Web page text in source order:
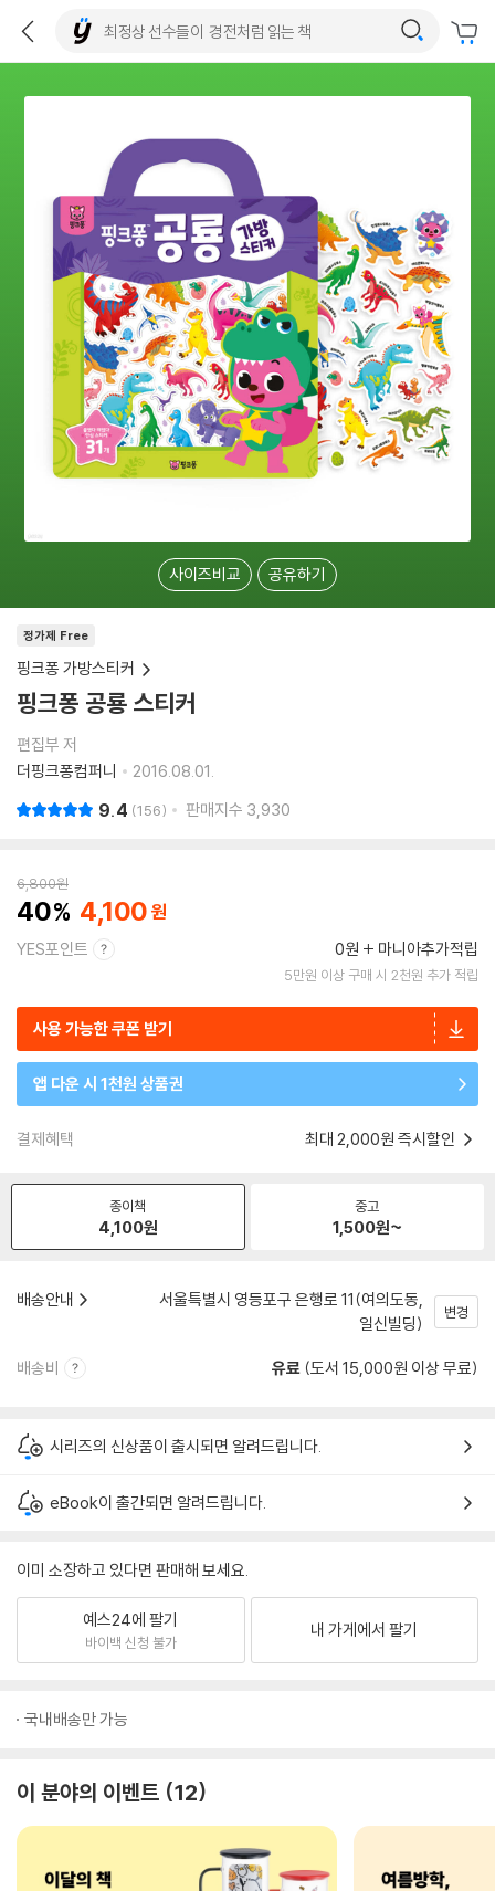
사이즈비교 공유하기
정가제 Free
핑크퐁 가방스티커
핑크퐁 공룡 스티커
편집부 저
더핑크퐁컴퍼니
2016.08.01.
9.4 156 판매지수 3,930
6,800원
40 4,100
YES포인트 0원 마니아추가적립
5만원 이상 구매 시 2천원 추가 적립
사용 가능한 쿠폰 받기
앱 다운 시 1천원 상품권
결제혜택 최대 2,000원 즉시할인
종이책
4,100원
중고
1,500원~
배송안내
서울특별시 영등포구 은행로 11(여의도동,
일신빌딩)
변경
배송비 유료 (도서 15,000원 이상 무료)
시리즈의 신상품이 출시되면 알려드립니다.
eBook이 출간되면 알려드립니다.
이미 소장하고 있다면 판매해 보세요.
예스24에 팔기
바이백 신청 불가
내 가게에서 팔기
국내배송만 가능
이 분야의 이벤트 12